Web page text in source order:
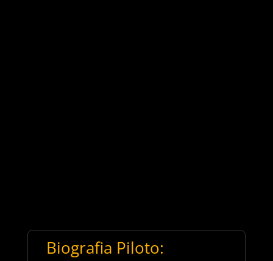
Biografia Piloto: